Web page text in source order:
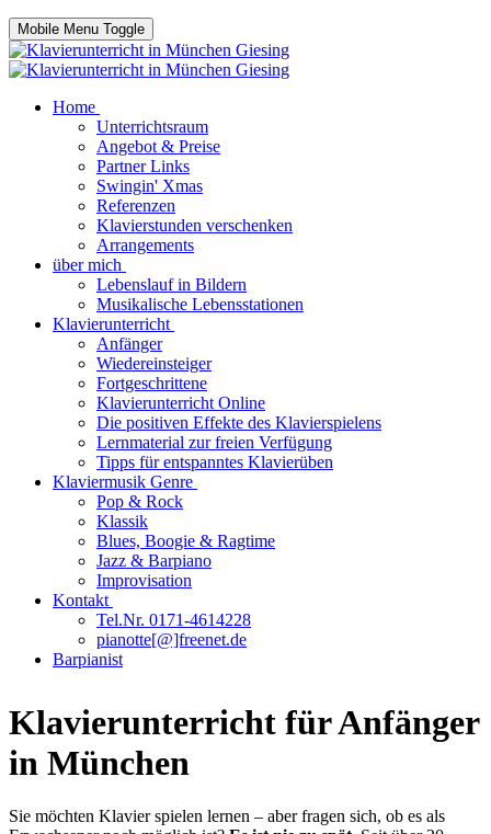
Mobile Menu Toggle
Home
Unterrichtsraum
Angebot & Preise
Partner Links
Swingin' Xmas
Referenzen
Klavierstunden verschenken
Arrangements
über mich
Lebenslauf in Bildern
Musikalische Lebensstationen
Klavierunterricht
Anfänger
Wiedereinsteiger
Fortgeschrittene
Klavierunterricht Online
Die positiven Effekte des Klavierspielens
Lernmaterial zur freien Verfügung
Tipps für entspanntes Klavierüben
Klaviermusik Genre
Pop & Rock
Klassik
Blues, Boogie & Ragtime
Jazz & Barpiano
Improvisation
Kontakt
Tel.Nr. 0171-4614228
pianotte[@]freenet.de
Barpianist
Klavierunterricht für Anfänger
in München
Sie möchten Klavier spielen lernen – aber fragen sich, ob es als